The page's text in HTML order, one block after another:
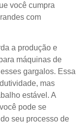
você cumpra
com
a produção e
máquinas de
gargalos. Essa
mas
estável. A
pode se
seu processo de